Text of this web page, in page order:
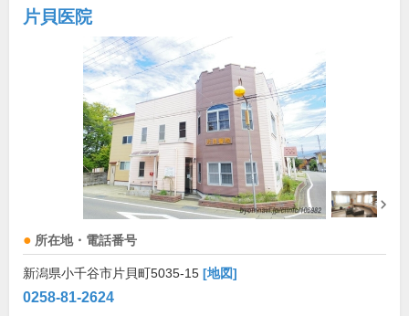
片貝医院
所在地・電話番号
新潟県小千谷市片貝町5035-15 [地図]
0258-81-2624